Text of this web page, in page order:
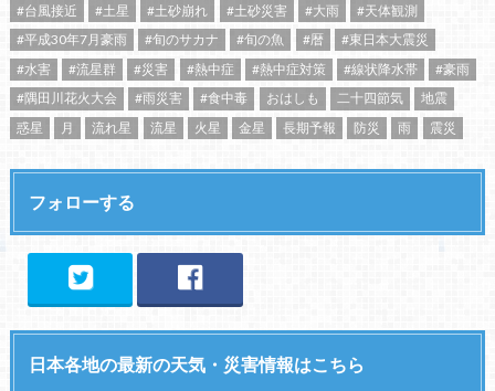
#台風接近
#土星 #土砂崩れ #土砂災害 #大雨
#天体観測
#平成30年7月豪雨
#旬のサカナ #旬の魚 #暦
#東日本大震災
#水害
#流星群 #災害 #熱中症 #熱中症対策 #線状降水帯
#豪雨
#隅田川花火大会
#雨災害 #食中毒 おはしも 二十四節気
地震
惑星
月 流れ星 流星 火星 金星 長期予報 防災 雨 震災
フォローする
日本各地の最新の天気・災害情報はこちら